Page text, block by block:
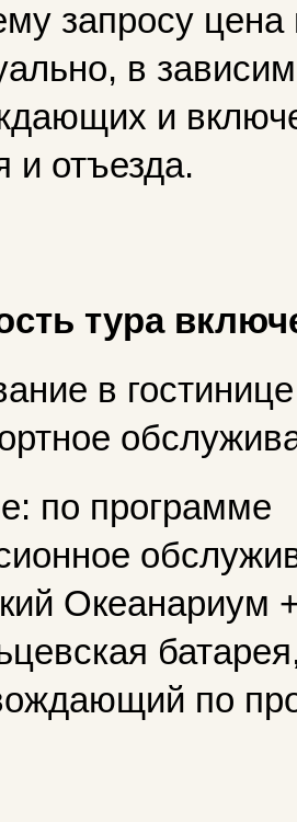
запросу цена
в
и
и отъезда.
тура
в
по программе
Океанариум
по